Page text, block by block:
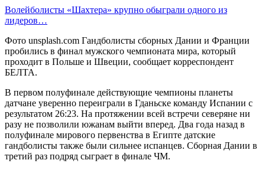
Волейболисты «Шахтера» крупно обыграли одного из
лидеров…
Фото unsplash.com Гандболисты сборных Дании и Франции
пробились в финал мужского чемпионата мира, который
проходит в Польше и Швеции, сообщает корреспондент
БЕЛТА.
В первом полуфинале действующие чемпионы планеты
датчане уверенно переиграли в Гданьске команду Испании с
результатом 26:23. На протяжении всей встречи северяне ни
разу не позволили южанам выйти вперед. Два года назад в
полуфинале мирового первенства в Египте датские
гандболисты также были сильнее испанцев. Сборная Дании в
третий раз подряд сыграет в финале ЧМ.